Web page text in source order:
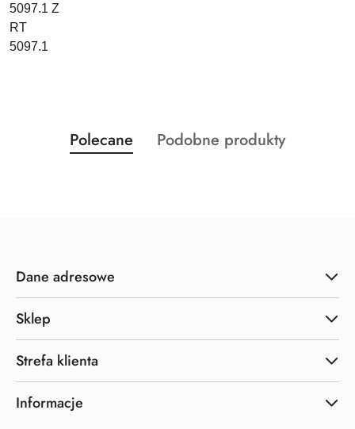
5097.1 Z
RT
5097.1
Pomiń karuzelę produktów
Produkty
o
Polecane
Produkty
Podobne produkty
Dane adresowe
Sklep
Strefa klienta
Informacje